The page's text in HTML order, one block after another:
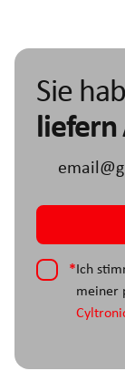
Sie
*Ich
meiner